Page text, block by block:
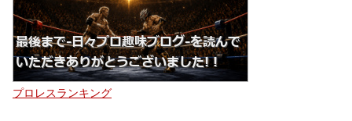
プロレスランキング